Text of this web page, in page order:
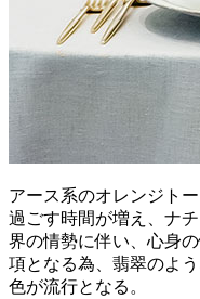
アース系のオレンジト
過ごす時間が増え、ナ
界の情勢に伴い、心身
項となる為、翡翠のよ
色が流行となる。